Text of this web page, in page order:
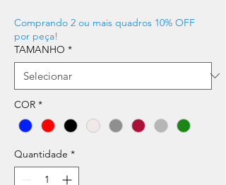
Comprando 2 ou mais quadros 10% OFF
por peça!
TAMANHO *
COR *
Quantidade *